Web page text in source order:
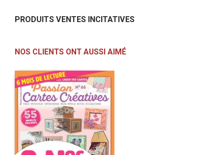
PRODUITS VENTES INCITATIVES
NOS CLIENTS ONT AUSSI AIMÉ